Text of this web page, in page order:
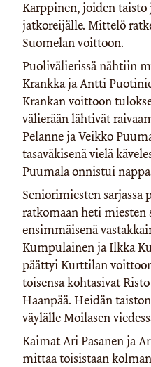
Karppinen, joiden
jatkoreijälle. Mittelö
Suomelan voittoon.
Puolivälierissä nähtiin
Krankka ja Antti
Krankan voittoon
välierään lähtivät
Pelanne ja Veikko
tasaväkisenä vielä
Puumala onnistui
Seniorimiesten
ratkomaan heti miesten
ensimmäisenä
Kumpulainen ja Ilkka
päättyi Kurttilan
toisensa kohtasivat
Haanpää. Heidän
väylälle Moilasen
Kaimat Ari Pasanen ja
mittaa toisistaan